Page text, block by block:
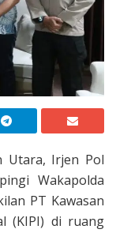
Utara, Irjen Pol
Wakapolda
PT Kawasan
(KIPI) di ruang